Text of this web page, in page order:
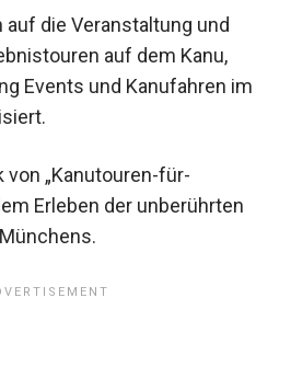
auf die Veranstaltung und
auf dem Kanu,
Events und Kanufahren im
von „Kanutouren-für-
Erleben der unberührten